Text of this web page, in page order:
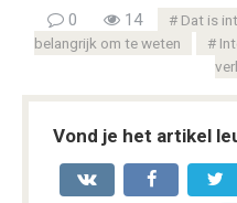
0 14 Dat is
belangrijk om te weten
Vond je het artikel